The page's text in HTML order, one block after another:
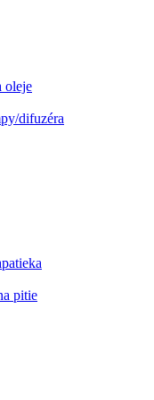
oleje
difuzéra
pitie